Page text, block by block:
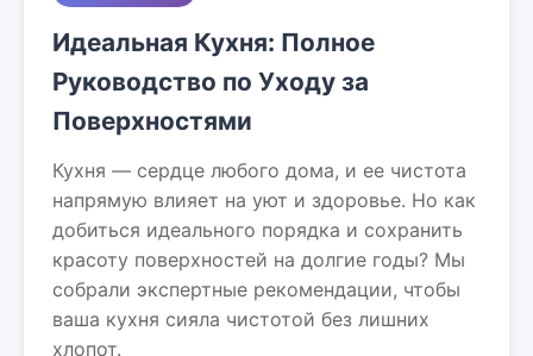
Идеальная Кухня: Полное
Руководство по Уходу за
Поверхностями
Кухня — сердце любого дома, и ее чистота
напрямую влияет на уют и здоровье. Но как
добиться идеального порядка и сохранить
красоту поверхностей на долгие годы? Мы
собрали экспертные рекомендации, чтобы
ваша кухня сияла чистотой без лишних
хлопот.